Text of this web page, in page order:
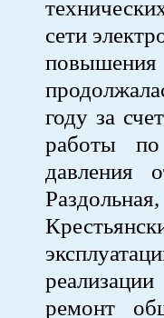
сети
году за
работы по
ремонт